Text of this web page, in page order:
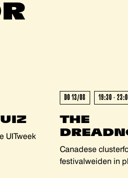
UITweek
- DO 13/08 19:30 -
THE
Canadese
festivalweiden in